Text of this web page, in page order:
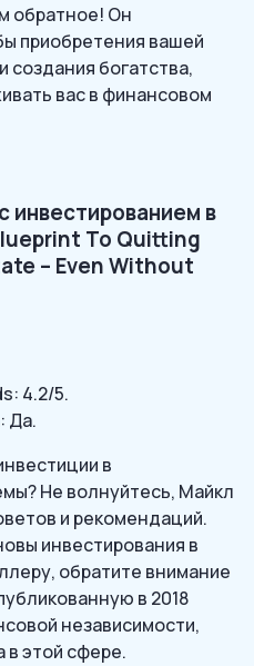
обратное! Он
приобретения вашей
создания богатства,
вас в финансовом
инвестированием в
To Quitting
– Even Without
4.2/5.
Да.
в
Не волнуйтесь, Майкл
и рекомендаций.
инвестирования в
обратите внимание
в 2018
независимости,
в этой сфере.